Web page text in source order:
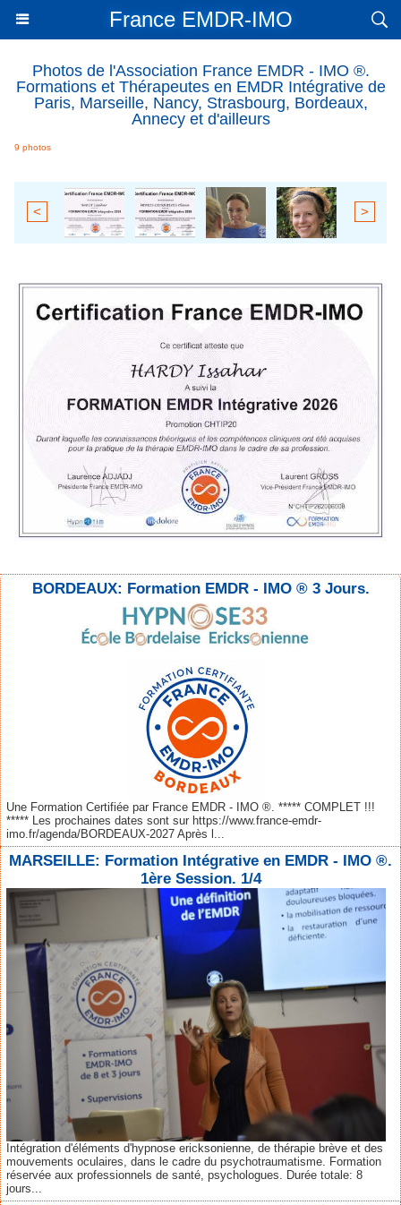
France EMDR-IMO
Photos de l'Association France EMDR - IMO ®.
Formations et Thérapeutes en EMDR Intégrative de
Paris, Marseille, Nancy, Strasbourg, Bordeaux,
Annecy et d'ailleurs
9 photos
< >
BORDEAUX: Formation EMDR - IMO ® 3 Jours.
Une Formation Certifiée par France EMDR - IMO ®. ***** COMPLET !!!
***** Les prochaines dates sont sur https://www.france-emdr-
imo.fr/agenda/BORDEAUX-2027 Après l...
MARSEILLE: Formation Intégrative en EMDR - IMO ®.
1ère Session. 1/4
Intégration d'éléments d'hypnose ericksonienne, de thérapie brève et des
mouvements oculaires, dans le cadre du psychotraumatisme. Formation
réservée aux professionnels de santé, psychologues. Durée totale: 8
jours...